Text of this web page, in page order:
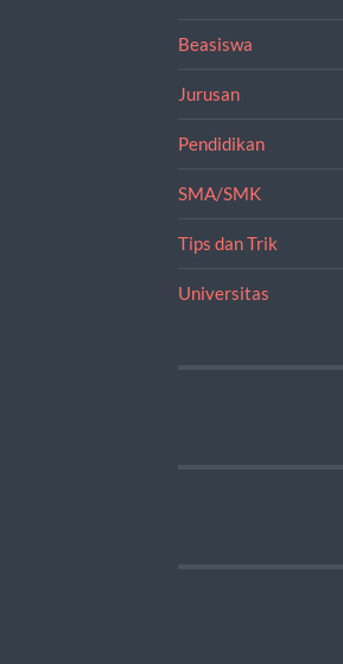
Beasiswa
Jurusan
Pendidikan
SMA/SMK
Tips dan Trik
Universitas